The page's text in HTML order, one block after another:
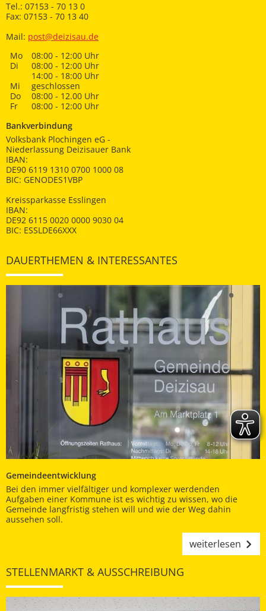
Tel.: 07153 - 70 13 0
Fax: 07153 - 70 13 40
Mail: post@deizisau.de
Mo
08:00 - 12:00 Uhr
Di
08:00 - 12:00 Uhr
14:00 - 18:00 Uhr
Mi
geschlossen
Do
08:00 - 12.00 Uhr
Fr
08:00 - 12:00 Uhr
Bankverbindung
Volksbank Plochingen eG -
Niederlassung Deizisauer Bank
IBAN:
DE90 6119 1310 0700 1000 08
BIC: GENODES1VBP
Kreissparkasse Esslingen
IBAN:
DE92 6115 0020 0000 9030 04
BIC: ESSLDE66XXX
DAUERTHEMEN & INTERESSANTES
Gemeindeentwicklung
Bei den immer vielfältiger und komplexer werdenden
Aufgaben einer Kommune ist es wichtig zu wissen, wo die
Gemeinde langfristig stehen will und wie der Weg dahin
aussehen soll.
weiterlesen
STELLENMARKT & AUSSCHREIBUNG